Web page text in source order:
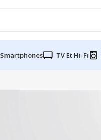
Smartphones TV Et Hi-Fi